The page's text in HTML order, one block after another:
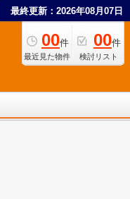
最終更新：2026年08月07日
00件
最近見た物件
00件
検討リスト